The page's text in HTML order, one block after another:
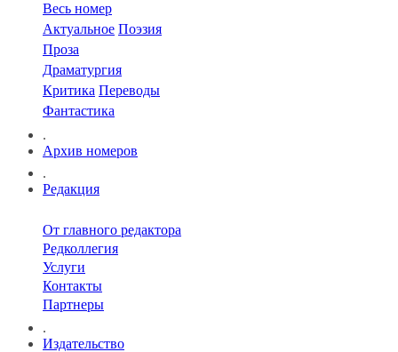
Весь номер
Актуальное Поэзия
Проза
Драматургия
Критика Переводы
Фантастика
.
Архив номеров
.
Редакция
От главного редактора
Редколлегия
Услуги
Контакты
Партнеры
.
Издательство